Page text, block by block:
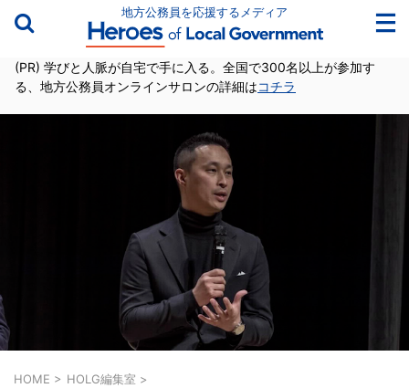
地方公務員を応援するメディア
(PR) 学びと人脈が自宅で手に入る。全国で300名以上が参加す
る、地方公務員オンラインサロンの詳細はコチラ
HOME > HOLG編集室 >